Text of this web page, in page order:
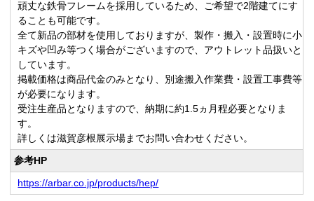
頑丈な鉄骨フレームを採用しているため、ご希望で2階建てにす
ることも可能です。
全て新品の部材を使用しておりますが、製作・搬入・設置時に小
キズや凹み等つく場合がございますので、アウトレット品扱いと
しています。
掲載価格は商品代金のみとなり、別途搬入作業費・設置工事費等
が必要になります。
受注生産品となりますので、納期に約1.5ヵ月程必要となりま
す。
詳しくは滋賀彦根展示場までお問い合わせください。
参考HP
https://arbar.co.jp/products/hep/